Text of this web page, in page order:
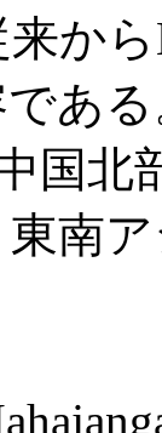
か
あ
国北
南